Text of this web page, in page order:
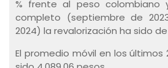
% frente al peso colombiano
completo (septiembre de
2024) la revalorización ha sido de
El promedio móvil en los últimos